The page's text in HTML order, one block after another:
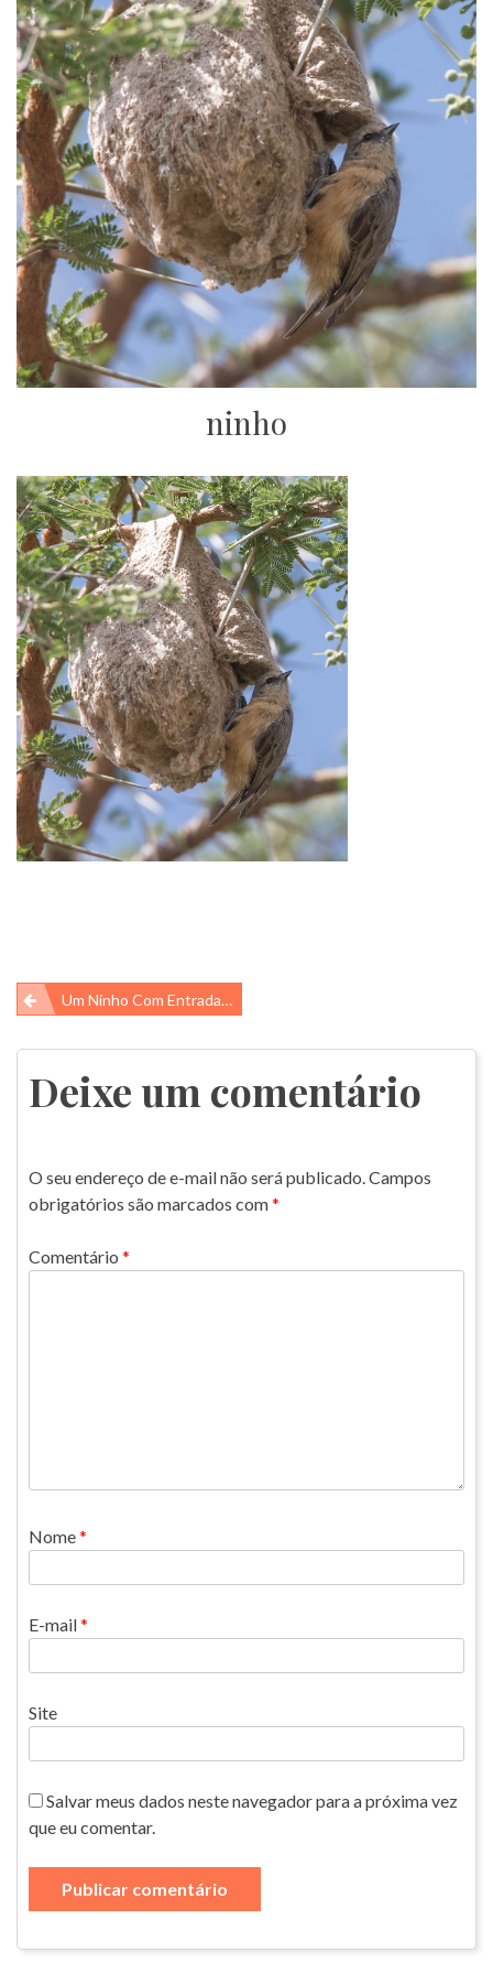
ninho
Navegação
de
Post
Um Ninho Com Entrada Secreta
Deixe um comentário
O seu endereço de e-mail não será publicado. Campos
obrigatórios são marcados com*
Comentário *
Nome*
E-mail*
Site
Salvar meus dados neste navegador para a próxima vez
que eu comentar.